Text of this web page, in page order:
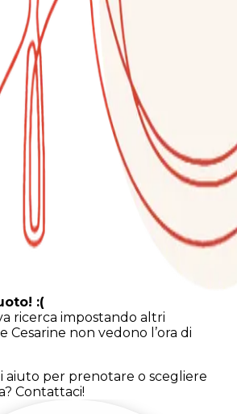
:(
ricerca impostando altri
Cesarine non vedono l’ora di
aiuto per prenotare o scegliere
Contattaci!